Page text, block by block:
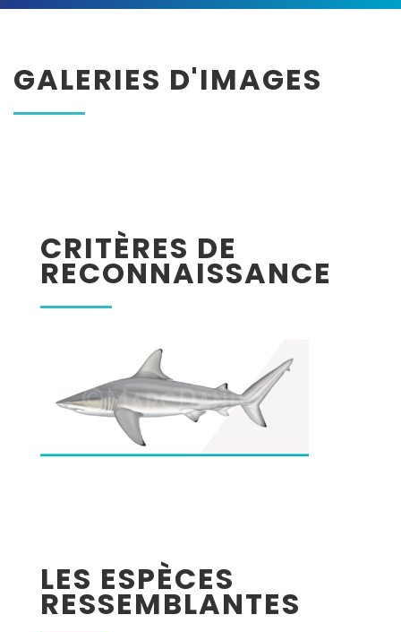
GALERIES D'IMAGES
CRITÈRES DE
RECONNAISSANCE
LES ESPÈCES
RESSEMBLANTES